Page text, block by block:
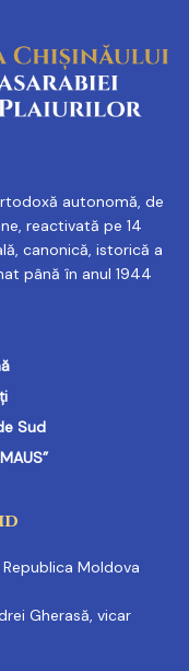
autonomă, de
reactivată pe 14
canonică, istorică a
până în anul 1944
Sud
Republica Moldova
Gherasă, vicar